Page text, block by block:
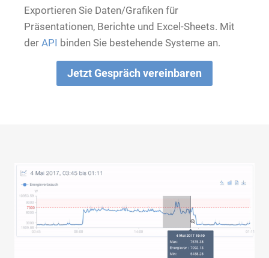
Exportieren Sie Daten/Grafiken für
Präsentationen, Berichte und Excel-Sheets. Mit
der API binden Sie bestehende Systeme an.
Jetzt Gespräch vereinbaren